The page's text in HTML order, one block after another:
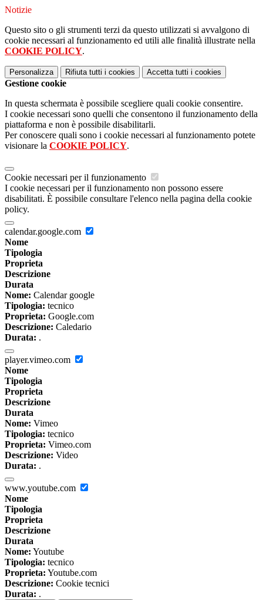
Notizie
Questo sito o gli strumenti terzi da questo utilizzati si avvalgono di
cookie necessari al funzionamento ed utili alle finalità illustrate nella
COOKIE POLICY.
Personalizza Rifiuta tutti i cookies Accetta tutti i cookies
Gestione cookie
In questa schermata è possibile scegliere quali cookie consentire.
I cookie necessari sono quelli che consentono il funzionamento della
piattaforma e non è possibile disabilitarli.
Per conoscere quali sono i cookie necessari al funzionamento potete
visionare la COOKIE POLICY.
Cookie necessari per il funzionamento
I cookie necessari per il funzionamento non possono essere
disabilitati. È possibile consultare l'elenco nella pagina della cookie
policy.
calendar.google.com
Nome
Tipologia
Proprieta
Descrizione
Durata
Nome: Calendar google
Tipologia: tecnico
Proprieta: Google.com
Descrizione: Caledario
Durata: .
player.vimeo.com
Nome
Tipologia
Proprieta
Descrizione
Durata
Nome: Vimeo
Tipologia: tecnico
Proprieta: Vimeo.com
Descrizione: Video
Durata: .
www.youtube.com
Nome
Tipologia
Proprieta
Descrizione
Durata
Nome: Youtube
Tipologia: tecnico
Proprieta: Youtube.com
Descrizione: Cookie tecnici
Durata: .